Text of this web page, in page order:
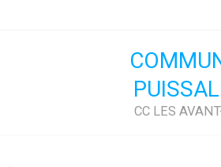
CC LES